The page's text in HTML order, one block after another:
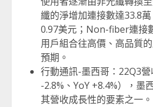
纖的淨增加連接數達33.8
0.97美元；Non-fiber連接
用戶組合往高價、高品質
預期。
行動通訊-墨西哥：22Q3
-2.8%、YoY +8.4%），墨
其營收成長性的要素之一。